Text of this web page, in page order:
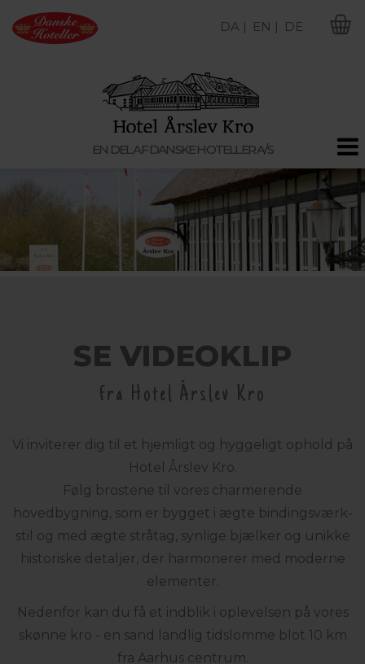
EN DEL AF DANSKE HOTELLER A/S
DA | EN | DE
SE VIDEOKLIP
fra Hotel Årslev Kro
Vi inviterer dig til et hjemligt og hyggeligt ophold på
Hotel Årslev Kro.
Følg brostene til vores charmerende
hovedbygning, som er bygget i ægte bindingsværk-
stil og med ægte stråtag, synlige bjælker og unikke
historiske detaljer, der harmonerer med moderne
elementer.
Nedenfor kan du få et indblik i oplevelsen på vores
skønne kro - en sand landlig tidslomme blot 10 km
fra Aarhus centrum.